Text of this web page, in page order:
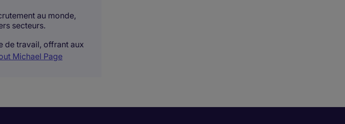
au monde,
secteurs.
de travail, offrant aux
Michael Page